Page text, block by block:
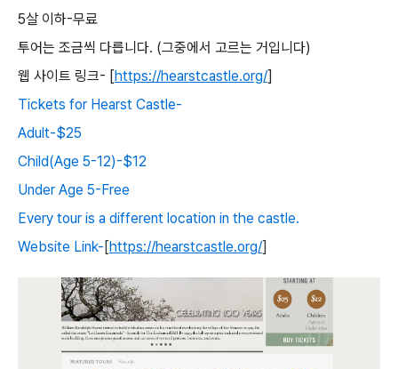
5살 이하-무료
투어는 조금씩 다릅니다. (그중에서 고르는 거입니다)
웹 사이트 링크- [https://hearstcastle.org/]
Tickets for Hearst Castle-
Adult-$25
Child(Age 5-12)-$12
Under Age 5-Free
Every tour is a different location in the castle.
Website Link- [https://hearstcastle.org/]